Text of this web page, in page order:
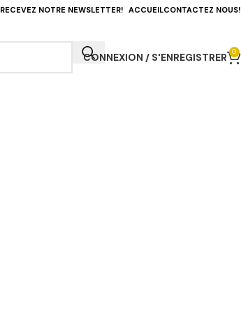
RECEVEZ NOTRE NEWSLETTER! ACCUEILCONTACTEZ NOUS!
CONNEXION / S'ENREGISTRER 0